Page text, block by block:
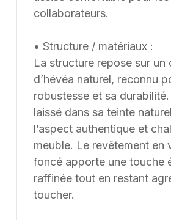
collaborateurs.
• Structure / matériaux :
La structure repose sur un
d’hévéa naturel, reconnu
robustesse et sa
laissé dans sa teinte
l’aspect authentique et
meuble. Le revêtement en
foncé apporte une touche
raffinée tout en restant
toucher.